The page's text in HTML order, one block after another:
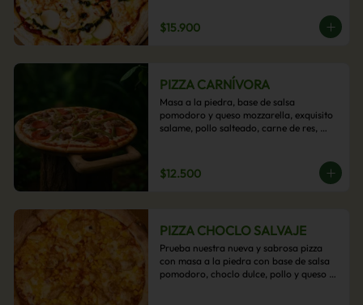
$15.900
PIZZA CARNÍVORA
Masa a la piedra, base de salsa
pomodoro y queso mozzarella, exquisito
salame, pollo salteado, carne de res,
$12.500
PIZZA CHOCLO SALVAJE
Prueba nuestra nueva y sabrosa pizza
con masa a la piedra con base de salsa
pomodoro, choclo dulce, pollo y queso